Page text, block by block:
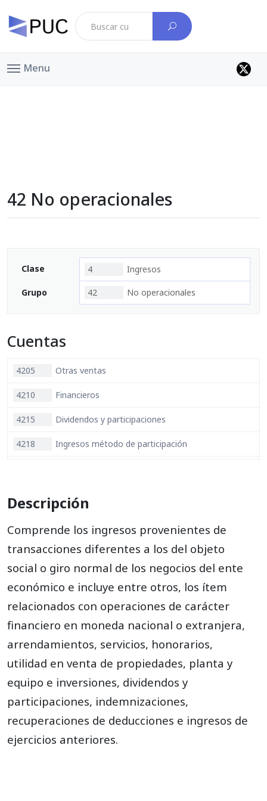
Menu
42 No operacionales
Clase 4 Ingresos
Grupo 42 No operacionales
Cuentas
4205 Otras ventas
4210 Financieros
4215 Dividendos y participaciones
4218 Ingresos método de participación
4240 Utilidad en venta de inversiones
4245 Utilidad en venta de propiedades, planta y equipo
Utilidad en venta de otros bienes
Recuperaciones
4255 Indemnizaciones
4260 Participaciones en concesiones
4275 Devoluciones en otras ventas (DB)
Descripción
Comprende los ingresos provenientes de
transacciones diferentes a los del objeto
social o giro normal de los negocios del ente
económico e incluye entre otros, los ítem
relacionados con operaciones de carácter
financiero en moneda nacional o extranjera,
arrendamientos, servicios, honorarios,
utilidad en venta de propiedades, planta y
equipo e inversiones, dividendos y
participaciones, indemnizaciones,
recuperaciones de deducciones e ingresos de
ejercicios anteriores.